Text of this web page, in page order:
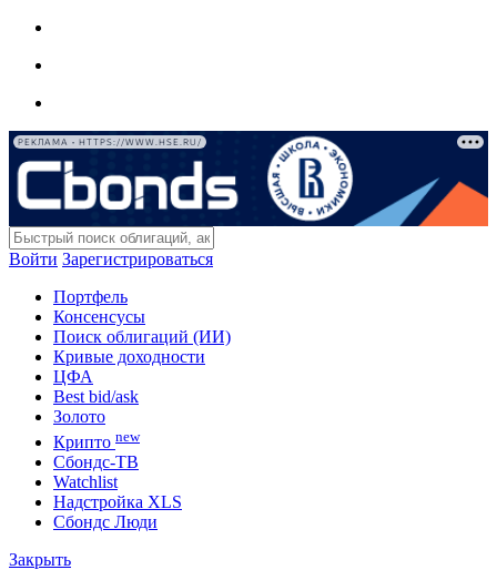
РЕКЛАМА • HTTPS://WWW.HSE.RU/
Войти Зарегистрироваться
Портфель
Консенсусы
Поиск облигаций (ИИ)
Кривые доходности
ЦФА
Best bid/ask
Золото
Крипто new
Сбондс-ТВ
Watchlist
Надстройка XLS
Сбондс Люди
Закрыть